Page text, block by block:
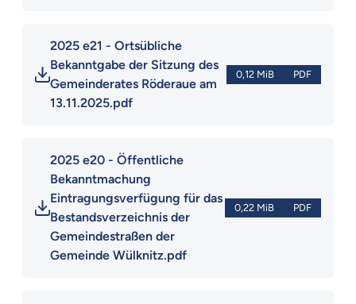
2025 e21 - Ortsübliche
Bekanntgabe der Sitzung des
Gemeinderates Röderaue am
13.11.2025.pdf
0,12 MiB PDF
2025 e20 - Öffentliche
Bekanntmachung
Eintragungsverfügung für das
Bestandsverzeichnis der
Gemeindestraßen der
Gemeinde Wülknitz.pdf
0,22 MiB PDF